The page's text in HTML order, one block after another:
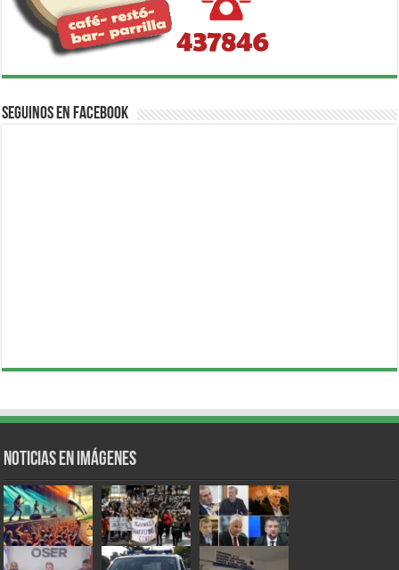
Seguinos en Facebook
Noticias en Imágenes